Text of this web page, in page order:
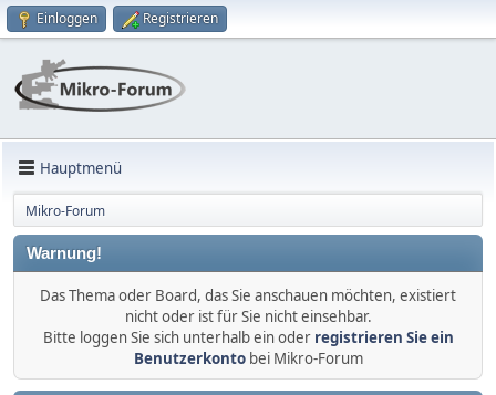
Einloggen Registrieren
Hauptmenü
Mikro-Forum
Warnung!
Das Thema oder Board, das Sie anschauen möchten, existiert
nicht oder ist für Sie nicht einsehbar.
Bitte loggen Sie sich unterhalb ein oder registrieren Sie ein
Benutzerkontobei Mikro-Forum